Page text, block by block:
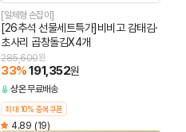
[일체형 손잡이]
[26추석 선물세트특가]비비고 감태김·
초사리 곱창돌김X4개
285,600원
33%191,352원
상온무료배송
최대 10% 중복쿠폰
4.89 (19)